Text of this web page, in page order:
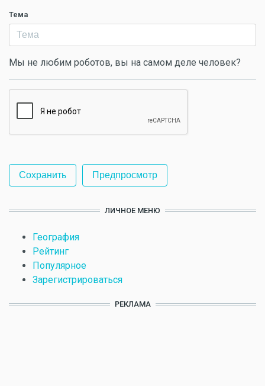
Тема
Мы не любим роботов, вы на самом деле человек?
ЛИЧНОЕ МЕНЮ
География
Рейтинг
Популярное
Зарегистрироваться
РЕКЛАМА